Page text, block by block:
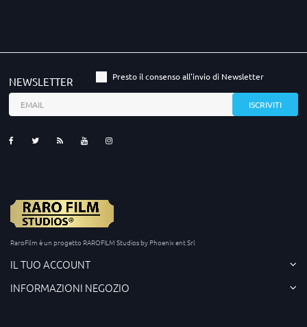
NEWSLETTER Presto il consenso all'invio di Newsletter
RaroFilm è un progetto RAROFILM Studios by Phoenix ent Srl
IL TUO ACCOUNT
INFORMAZIONI NEGOZIO